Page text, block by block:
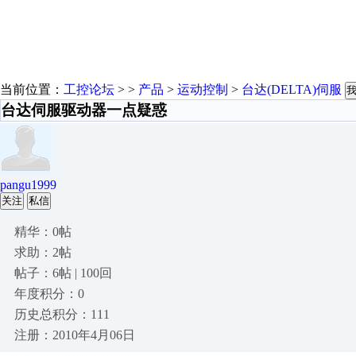
当前位置： 工控论坛 > > 产品 > 运动控制 > 台达(DELTA)伺服
台达伺服驱动器一点疑惑
pangu1999
关注 私信
精华：0帖
求助：2帖
帖子：6帖 | 100回
年度积分：0
历史总积分：111
注册：2010年4月06日